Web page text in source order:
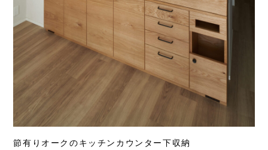
節有りオークのキッチンカウンター下収納